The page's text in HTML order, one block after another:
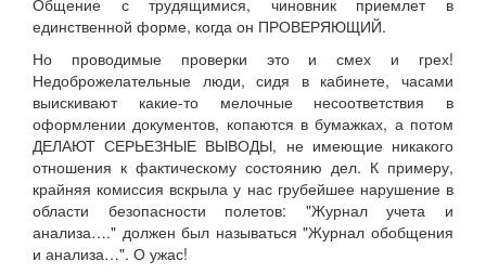
Общение с трудящимися, чиновник приемлет в
единственной форме, когда он ПРОВЕРЯЮЩИЙ.
Но проводимые проверки это и смех и грех!
Недоброжелательные люди, сидя в кабинете, часами
выискивают какие-то мелочные несоответствия в
оформлении документов, копаются в бумажках, а потом
ДЕЛАЮТ СЕРЬЕЗНЫЕ ВЫВОДЫ, не имеющие никакого
отношения к фактическому состоянию дел. К примеру,
крайняя комиссия вскрыла у нас грубейшее нарушение в
области безопасности полетов: "Журнал учета и
анализа…." должен был называться "Журнал обобщения
и анализа…". О ужас!